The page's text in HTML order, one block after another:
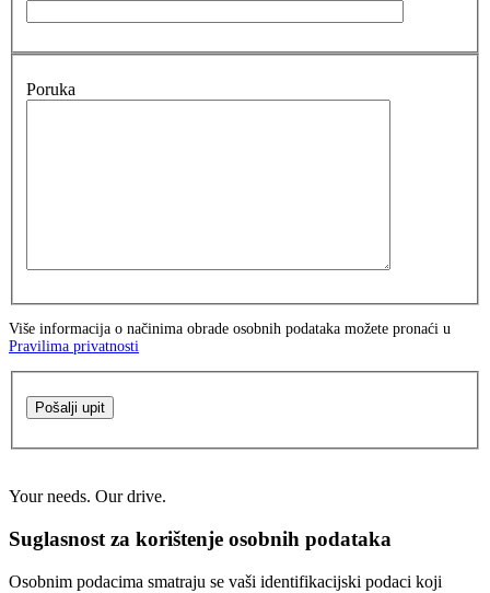
Poruka
Više informacija o načinima obrade osobnih podataka možete pronaći u
Pravilima privatnosti
Pošalji upit
Your needs. Our drive.
Suglasnost za korištenje osobnih podataka
Osobnim podacima smatraju se vaši identifikacijski podaci koji